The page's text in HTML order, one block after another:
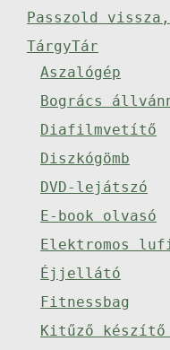
Passzold
TárgyTár
Aszalógép
Bogrács
Diafilmvetítő
Diszkógömb
DVD-lejátszó
E-book olvasó
Elektromos
Éjjellátó
Fitnessbag
Kitűző készítő